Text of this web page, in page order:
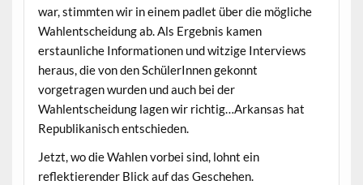
war, stimmten wir in einem padlet über die mögliche
Wahlentscheidung ab. Als Ergebnis kamen
erstaunliche Informationen und witzige Interviews
heraus, die von den SchülerInnen gekonnt
vorgetragen wurden und auch bei der
Wahlentscheidung lagen wir richtig…Arkansas hat
Republikanisch entschieden.
Jetzt, wo die Wahlen vorbei sind, lohnt ein
reflektierender Blick auf das Geschehen.